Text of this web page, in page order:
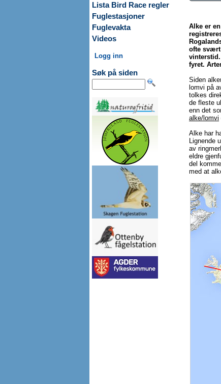
Lista Bird Race regler
Fuglestasjoner
Fuglevakta
Videos
Logg inn
Søk på siden
Alke er
ofte svært
fyret.
Siden
lomvi på
tolkes
de fleste
enn det
alke/lomvi
Alke har
av
eldre
del
med at